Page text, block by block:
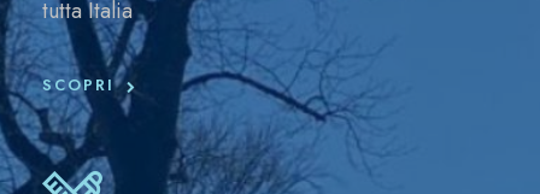
tutta Italia
SCOPRI